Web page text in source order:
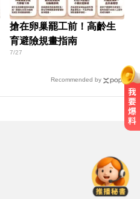
搶在卵巢罷工前！高齡生
育避險規畫指南
7/27
Recommended by